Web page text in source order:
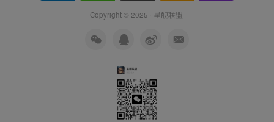
Copyright © 2025 · 星舰联盟